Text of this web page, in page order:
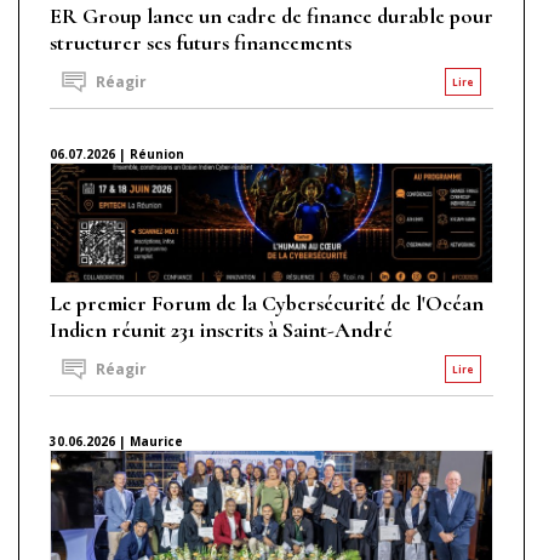
ER Group lance un cadre de finance durable pour
structurer ses futurs financements
Lire
Réagir
06.07.2026 | Réunion
Le premier Forum de la Cybersécurité de l'Océan
Indien réunit 231 inscrits à Saint-André
Lire
Réagir
30.06.2026 | Maurice